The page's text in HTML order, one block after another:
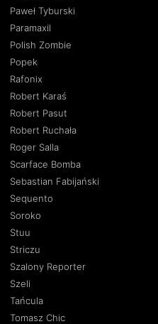
Paweł Tyburski
Paramaxil
Polish Zombie
Popek
Rafonix
Robert Karaś
Robert Pasut
Robert Ruchała
Roger Salla
Scarface Bomba
Sebastian Fabijański
Sequento
Soroko
Stuu
Striczu
Szalony Reporter
Szeli
Tańcula
Tomasz Chic